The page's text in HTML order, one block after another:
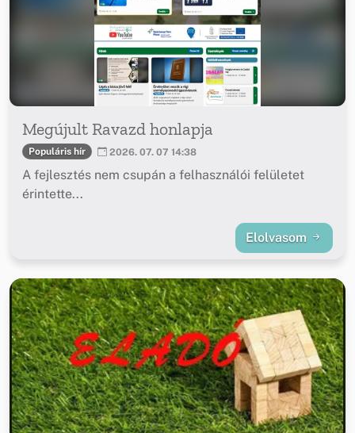
Megújult Ravazd honlapja
Populáris hír 2026. 07. 07 14:38
A fejlesztés nem csupán a felhasználói felületet
érintette...
Elolvasom